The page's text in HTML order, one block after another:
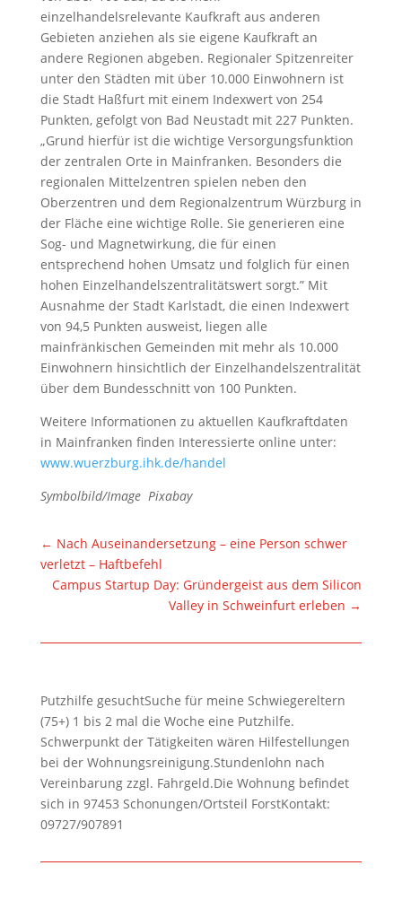
einzelhandelsrelevante Kaufkraft aus anderen
Gebieten anziehen als sie eigene Kaufkraft an
andere Regionen abgeben. Regionaler Spitzenreiter
unter den Städten mit über 10.000 Einwohnern ist
die Stadt Haßfurt mit einem Indexwert von 254
Punkten, gefolgt von Bad Neustadt mit 227 Punkten.
„Grund hierfür ist die wichtige Versorgungsfunktion
der zentralen Orte in Mainfranken. Besonders die
regionalen Mittelzentren spielen neben den
Oberzentren und dem Regionalzentrum Würzburg in
der Fläche eine wichtige Rolle. Sie generieren eine
Sog- und Magnetwirkung, die für einen
entsprechend hohen Umsatz und folglich für einen
hohen Einzelhandelszentralitätswert sorgt.” Mit
Ausnahme der Stadt Karlstadt, die einen Indexwert
von 94,5 Punkten ausweist, liegen alle
mainfränkischen Gemeinden mit mehr als 10.000
Einwohnern hinsichtlich der Einzelhandelszentralität
über dem Bundesschnitt von 100 Punkten.
Weitere Informationen zu aktuellen Kaufkraftdaten
in Mainfranken finden Interessierte online unter:
www.wuerzburg.ihk.de/handel
Symbolbild/Image Pixabay
← Nach Auseinandersetzung – eine Person schwer
verletzt – Haftbefehl
Campus Startup Day: Gründergeist aus dem Silicon
Valley in Schweinfurt erleben →
Putzhilfe gesuchtSuche für meine Schwiegereltern
(75+) 1 bis 2 mal die Woche eine Putzhilfe.
Schwerpunkt der Tätigkeiten wären Hilfestellungen
bei der Wohnungsreinigung.Stundenlohn nach
Vereinbarung zzgl. Fahrgeld.Die Wohnung befindet
sich in 97453 Schonungen/Ortsteil ForstKontakt:
09727/907891